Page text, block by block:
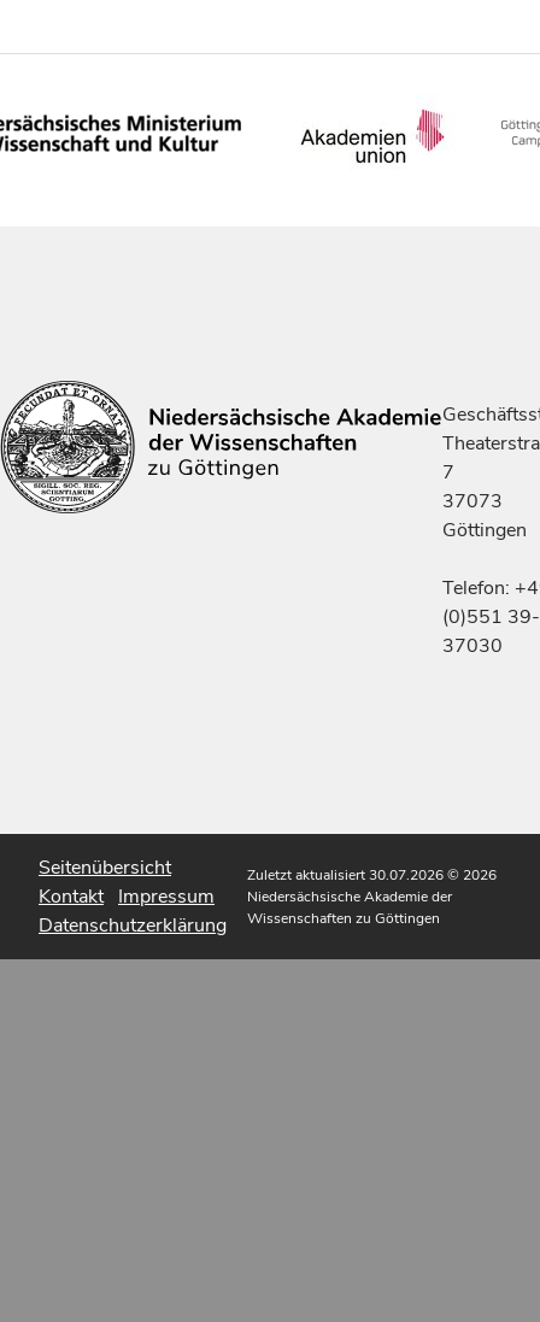
7
37073
Göttingen
Telefon:
(0)551 39-
37030
Seitenübersicht
Kontakt Impressum
Datenschutzerklärung
Zuletzt aktualisiert 30.07.2026© 2026
Niedersächsische Akademie der
Wissenschaften zu Göttingen